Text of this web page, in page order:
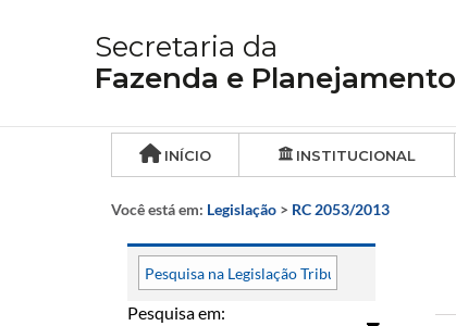
Secretaria da
Fazenda e Planejamento
INÍCIO INSTITUCIONAL
Você está em: Legislação > RC 2053/2013
Pesquisa em: